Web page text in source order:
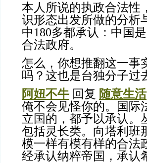
本人所说的执政合法性
识形态出发所做的分析
中180多都承认：中国
合法政府。
怎么，你想推翻这一事
吗？这也是台独分子过
阿妞不牛 回复 随意生活
俺不会见怪你的。国际
立国的，都予以承认。
包括灵长类。向塔利班
模一样有模有样的合法
经承认纳粹帝国，承认